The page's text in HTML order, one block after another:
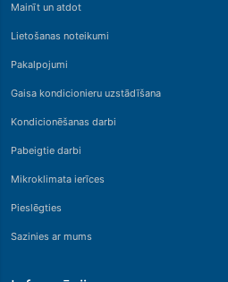
Mainīt un atdot
Lietošanas noteikumi
Pakalpojumi
Gaisa kondicionieru uzstādīšana
Kondicionēšanas darbi
Pabeigtie darbi
Mikroklimata ierīces
Pieslēgties
Sazinies ar mums